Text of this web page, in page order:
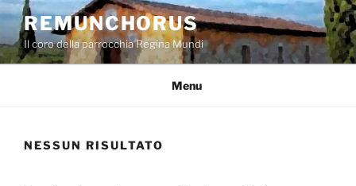
Salta
contenuto
REMUNCHORUS
Il coro della parrocchia Regina Mundi
Menu
NESSUN RISULTATO